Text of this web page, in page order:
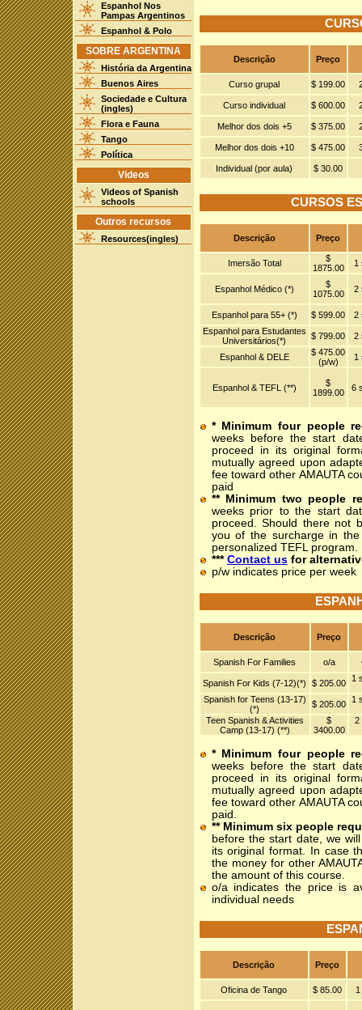
Espanhol Nos
Pampas Argentinos
Espanhol & Polo
SOBRE ARGENTINA
História da Argentina
Buenos Aires
Sociedade e Cultura
(ingles)
Flora e Fauna
Tango
Política
Videos
Videos of Spanish
schools
Outros recursos
Resources(ingles)
Descrição Preço
Curso grupal $ 199.00
Curso individual $ 600.00
Melhor dos dois +5 $ 375.00
Melhor dos dois +10 $ 475.00
Individual (por aula) $ 30.00
CURSOS
Descrição Preço
Imersão Total
$
1875.00
1
Espanhol Médico (*)
$
1075.00
2
Espanhol para 55+ (*) $ 599.00
2
Espanhol para Estudantes
Universitários(*)
$ 799.00 2
Espanhol & DELE
$ 475.00
(p/w)
1
Espanhol & TEFL (**)
$
1899.00
6
* Minimum four people
weeks before the start
proceed in its original
mutually agreed upon
fee toward other AMAUTA
paid
** Minimum two people
weeks prior to the start
proceed. Should there not
you of the surcharge in
personalized TEFL program.
*** Contact usfor
p/w indicates price per week
Descrição Preço
Spanish For Families o/a
Spanish For Kids (7-12)(*) $ 205.00 1
Spanish for Teens (13-17)
(*)
$ 205.00 1
Teen Spanish & Activities
Camp (13-17) (**)
$
3400.00
2
* Minimum four people
weeks before the start
proceed in its original
mutually agreed upon
fee toward other AMAUTA
paid.
** Minimum six people
before the start date, we
its original format. In case
the money for other
the amount of this course.
o/a indicates the price is
individual needs
Descrição Preço
Oficina de Tango $ 85.00